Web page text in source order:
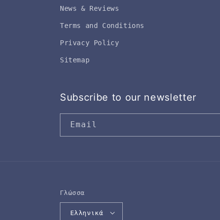
News & Reviews
Terms and Conditions
Privacy Policy
Sitemap
Subscribe to our newsletter
Email
Γλώσσα
Ελληνικά